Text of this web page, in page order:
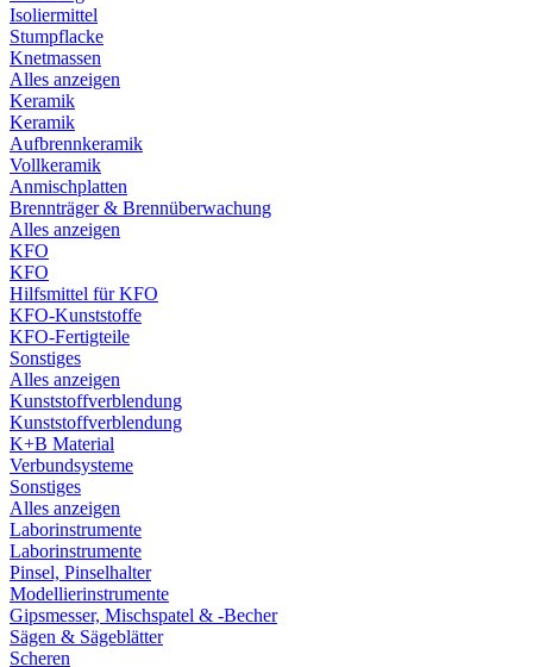
Isoliermittel
Stumpflacke
Knetmassen
Alles anzeigen
Keramik
Keramik
Aufbrennkeramik
Vollkeramik
Anmischplatten
Brennträger & Brennüberwachung
Alles anzeigen
KFO
KFO
Hilfsmittel für KFO
KFO-Kunststoffe
KFO-Fertigteile
Sonstiges
Alles anzeigen
Kunststoffverblendung
Kunststoffverblendung
K+B Material
Verbundsysteme
Sonstiges
Alles anzeigen
Laborinstrumente
Laborinstrumente
Pinsel, Pinselhalter
Modellierinstrumente
Gipsmesser, Mischspatel & -Becher
Sägen & Sägeblätter
Scheren